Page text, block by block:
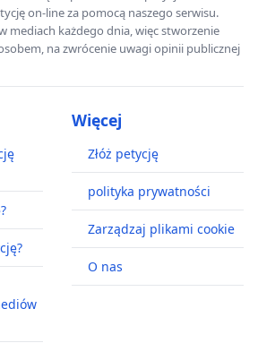
on-line za pomocą naszego serwisu.
mediach każdego dnia, więc stworzenie
na zwrócenie uwagi opinii publicznej
Więcej
Złóż petycję
polityka prywatności
Zarządzaj plikami cookie
O nas